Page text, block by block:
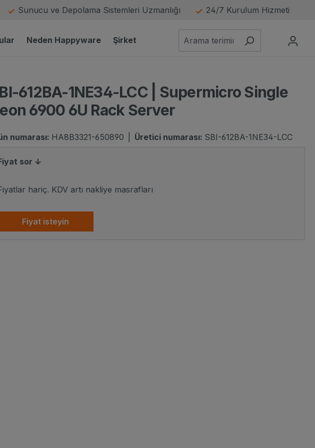
Sunucu ve Depolama Sistemleri Uzmanlığı 24/7 Kurulum Hizmeti
Neden Happyware Şirket
612BA-1NE34-LCC | Supermicro Single
6900 6U Rack Server
numarası: HA8B3321-650890 Üretici numarası: SBI-612BA-1NE34-LCC
sor ↓
hariç. KDV artı nakliye masrafları
Fiyat isteyin